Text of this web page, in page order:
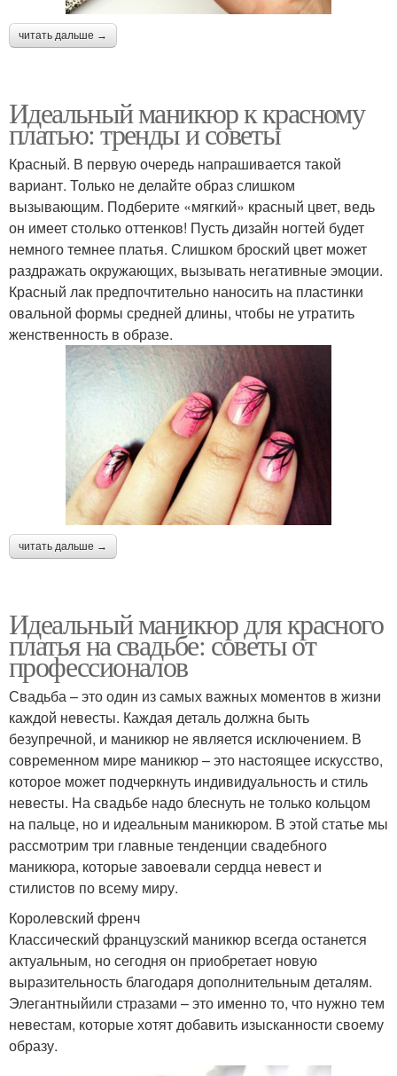
читать дальше →
Идеальный маникюр к красному
платью: тренды и советы
Красный. В первую очередь напрашивается такой
вариант. Только не делайте образ слишком
вызывающим. Подберите «мягкий» красный цвет, ведь
он имеет столько оттенков! Пусть дизайн ногтей будет
немного темнее платья. Слишком броский цвет может
раздражать окружающих, вызывать негативные эмоции.
Красный лак предпочтительно наносить на пластинки
овальной формы средней длины, чтобы не утратить
женственность в образе.
читать дальше →
Идеальный маникюр для красного
платья на свадьбе: советы от
профессионалов
Свадьба – это один из самых важных моментов в жизни
каждой невесты. Каждая деталь должна быть
безупречной, и маникюр не является исключением. В
современном мире маникюр – это настоящее искусство,
которое может подчеркнуть индивидуальность и стиль
невесты. На свадьбе надо блеснуть не только кольцом
на пальце, но и идеальным маникюром. В этой статье мы
рассмотрим три главные тенденции свадебного
маникюра, которые завоевали сердца невест и
стилистов по всему миру.
Королевский френч
Классический французский маникюр всегда останется
актуальным, но сегодня он приобретает новую
выразительность благодаря дополнительным деталям.
Элегантныйили стразами – это именно то, что нужно тем
невестам, которые хотят добавить изысканности своему
образу.